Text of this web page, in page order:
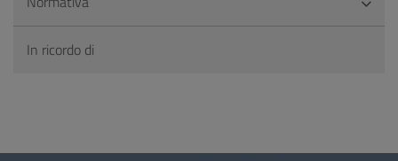
In ricordo di